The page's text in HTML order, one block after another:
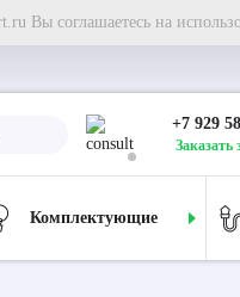
Вы соглашаетесь на
+7 929
Заказать
Комплектующие